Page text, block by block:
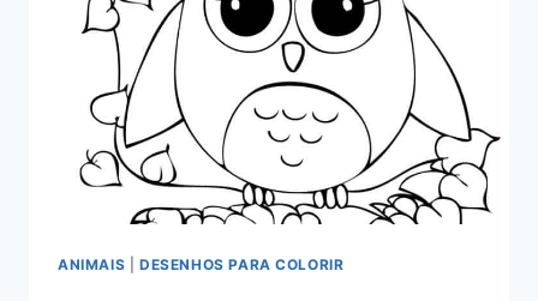
ANIMAIS DESENHOS PARA COLORIR